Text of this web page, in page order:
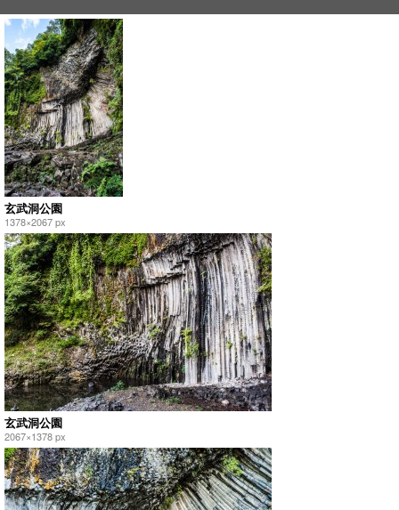
玄武洞公園
1378×2067 px
玄武洞公園
2067×1378 px